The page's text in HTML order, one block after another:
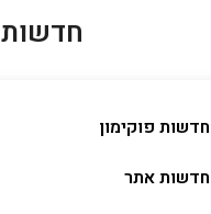
חדשות
חדשות פוקימון
חדשות אתר